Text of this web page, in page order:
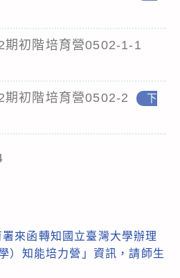
期初階培育營0502-1-1
期初階培育營0502-2
下
來函轉知國立臺灣大學辦理
）知能培力營」資訊，請師生